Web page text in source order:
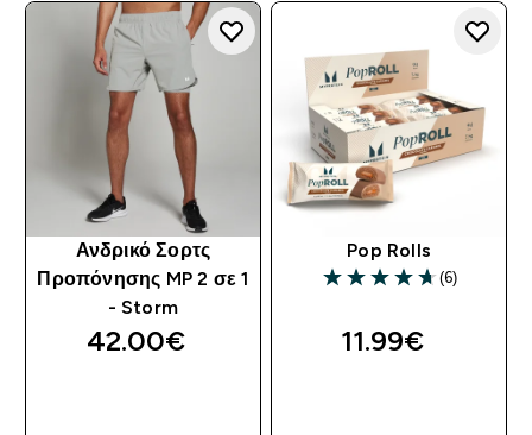
Ανδρικό Σορτς
Προπόνησης MP 2 σε 1
- Storm
42.00€‎
Pop Rolls
4.67 out of 5 stars
(6)
11.99€‎